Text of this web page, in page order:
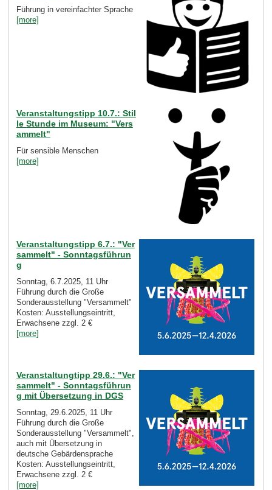
Führung in vereinfachter Sprache
[more]
Veranstaltungstipp 10.7.: Stil
le Stunde im Museum: "Vers
ammelt"
Für sensible Menschen
[more]
Veranstaltungstipp 6.7.: "Ver
sammelt" - Sonntagsführun
g
Sonntag, 6.7.2025, 11 Uhr
Führung durch die Große
Sonderausstellung "Versammelt"
Kosten: Ausstellungseintritt,
Erwachsene zzgl. 2 €
[more]
Veranstaltungtipp 29.6.: "Ver
sammelt" - Sonntagsführun
g mit Übersetzung in DGS
Sonntag, 29.6.2025, 11 Uhr
Führung durch die Große
Sonderausstellung "Versammelt",
auch mit Übersetzung in
deutsche Gebärdensprache
Kosten: Ausstellungseintritt,
Erwachsene zzgl. 2 €
[more]